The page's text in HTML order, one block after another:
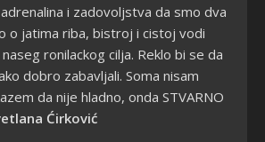
i zadovoljstva da smo dva
o jatima riba, bistroj i cistoj vodi
ronilackog cilja. Reklo bi se da
dobro zabavljali. Soma nisam
da nije hladno, onda STVARNO
Ćirković